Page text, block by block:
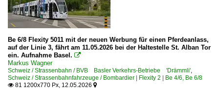
Be 6/8 Flexity 5011 mit der neuen Werbung für einen Pferdeanlass,
auf der Linie 3, fährt am 11.05.2026 bei der Haltestelle St. Alban Tor
ein. Aufnahme Basel. 
Markus Wagner
Schweiz / Strassenbahn / BVB Basler Verkehrs-Betriebe 'Drämmli',
Schweiz / Strassenbahnfahrzeuge / Bombardier | Flexity 2 | Be 4/6, Be 6/8
 81 1200x770 Px, 12.05.2026 